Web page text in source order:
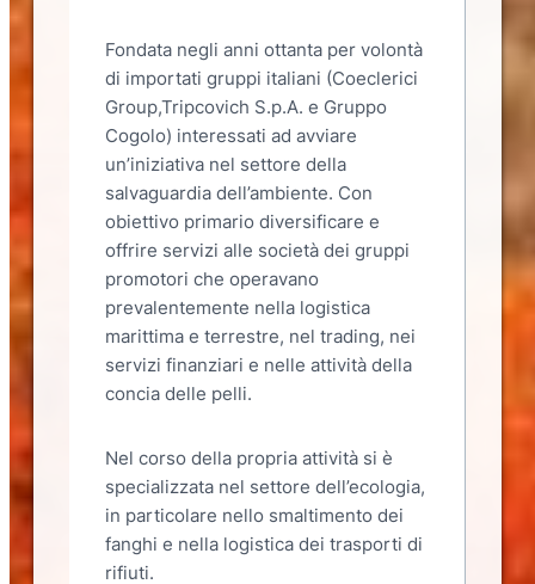
Fondata negli anni ottanta per volontà
di importati gruppi italiani (Coeclerici
Group,Tripcovich S.p.A. e Gruppo
Cogolo) interessati ad avviare
un’iniziativa nel settore della
salvaguardia dell’ambiente. Con
obiettivo primario diversificare e
offrire servizi alle società dei gruppi
promotori che operavano
prevalentemente nella logistica
marittima e terrestre, nel trading, nei
servizi finanziari e nelle attività della
concia delle pelli.
Nel corso della propria attività si è
specializzata nel settore dell’ecologia,
in particolare nello smaltimento dei
fanghi e nella logistica dei trasporti di
rifiuti.